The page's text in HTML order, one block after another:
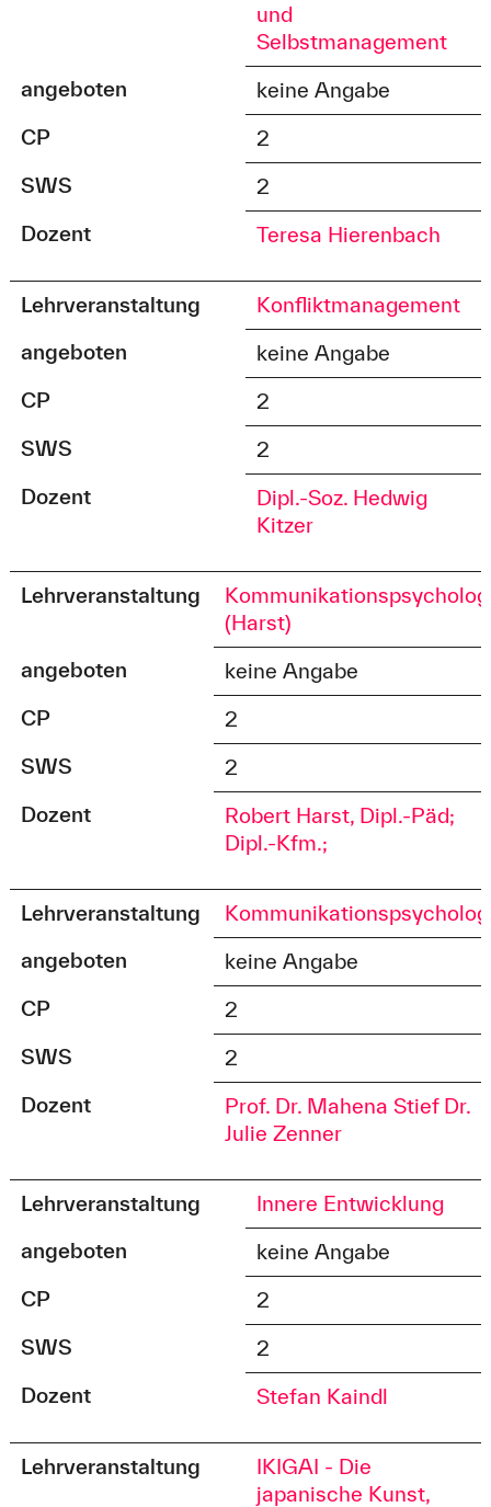
und
Selbstmanagement
angeboten
keine Angabe
CP
2
SWS
2
Dozent
Teresa Hierenbach
Lehrveranstaltung
Konfliktmanagement
angeboten
keine Angabe
CP
2
SWS
2
Dozent
Dipl.-Soz. Hedwig
Kitzer
Lehrveranstaltung
(Harst)
angeboten
keine Angabe
CP
2
SWS
2
Dozent
Robert Harst, Dipl.-Päd;
Dipl.-Kfm.;
Lehrveranstaltung
angeboten
keine Angabe
CP
2
SWS
2
Dozent
Prof. Dr. Mahena StiefDr.
Julie Zenner
Lehrveranstaltung
Innere Entwicklung
angeboten
keine Angabe
CP
2
SWS
2
Dozent
Stefan Kaindl
Lehrveranstaltung
IKIGAI - Die
japanische Kunst,